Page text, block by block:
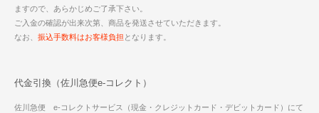
ますので、あらかじめご了承下さい。
ご入金の確認が出来次第、商品を発送させていただきます。
なお、 振込手数料はお客様負担 となります。
代金引換（佐川急便e-コレクト）
佐川急便 e-コレクトサービス（現金・クレジットカード・デビットカード）にて